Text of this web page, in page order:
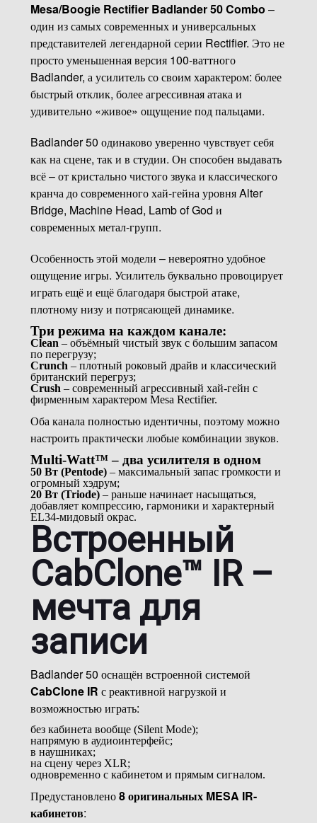
Mesa/Boogie Rectifier Badlander 50 Combo –
один из самых современных и универсальных
представителей легендарной серии Rectifier. Это не
просто уменьшенная версия 100-ваттного
Badlander, а усилитель со своим характером: более
быстрый отклик, более агрессивная атака и
удивительно «живое» ощущение под пальцами.
Badlander 50 одинаково уверенно чувствует себя
как на сцене, так и в студии. Он способен выдавать
всё – от кристально чистого звука и классического
кранча до современного хай-гейна уровня Alter
Bridge, Machine Head, Lamb of God и
современных метал-групп.
Особенность этой модели – невероятно удобное
ощущение игры. Усилитель буквально провоцирует
играть ещё и ещё благодаря быстрой атаке,
плотному низу и потрясающей динамике.
Три режима на каждом канале:
Clean – объёмный чистый звук с большим запасом
по перегрузу;
Crunch – плотный роковый драйв и классический
британский перегруз;
Crush – современный агрессивный хай-гейн с
фирменным характером Mesa Rectifier.
Оба канала полностью идентичны, поэтому можно
настроить практически любые комбинации звуков.
Multi-Watt™ – два усилителя в одном
50 Вт (Pentode)– максимальный запас громкости и
огромный хэдрум;
20 Вт (Triode)– раньше начинает насыщаться,
добавляет компрессию, гармоники и характерный
EL34-мидовый окрас.
Встроенный
CabClone™ IR –
мечта для
записи
Badlander 50 оснащён встроенной системой
CabClone IR с реактивной нагрузкой и
возможностью играть:
без кабинета вообще (Silent Mode);
напрямую в аудиоинтерфейс;
в наушниках;
на сцену через XLR;
одновременно с кабинетом и прямым сигналом.
Предустановлено8 оригинальных MESA IR-
кабинетов: